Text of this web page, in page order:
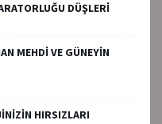
DÜŞLERİ
MEHDİ VE GÜNEYİN
HIRSIZLARI